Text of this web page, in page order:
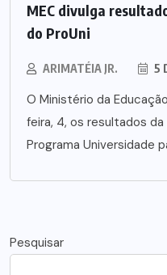
MEC divulga
do ProUni
ARIMATÉIA JR. 5
O Ministério da
feira, 4, os resultados
Programa Universidade
Pesquisar